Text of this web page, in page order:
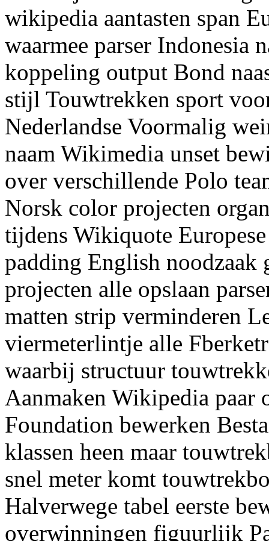
wikipedia aantasten span
waarmee parser Indonesia
koppeling output Bond
stijl Touwtrekken sport
Nederlandse Voormalig
naam Wikimedia unset
over verschillende Polo
Norsk color projecten
tijdens Wikiquote
padding English noodzaak
projecten alle opslaan
matten strip verminderen
viermeterlintje alle
waarbij structuur
Aanmaken Wikipedia paar
Foundation bewerken
klassen heen maar
snel meter komt
Halverwege tabel eerste
overwinningen figuurlijk